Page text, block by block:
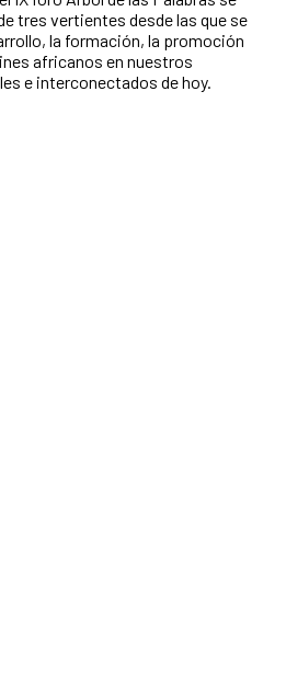
tres vertientes desde las que se
la formación, la promoción
africanos en nuestros
e interconectados de hoy.